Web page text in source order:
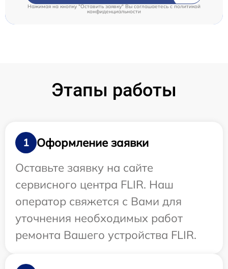
Нажимая на кнопку "Оставить заявку" Вы соглашаетесь c политикой
конфиденциальности
Этапы работы
1
Оформление заявки
Оставьте заявку на сайте
сервисного центра FLIR. Наш
оператор свяжется с Вами для
уточнения необходимых работ
ремонта Вашего устройства FLIR.